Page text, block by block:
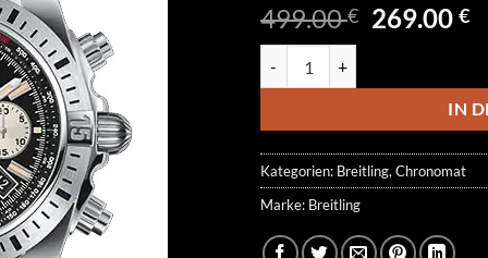
499.00€
499.00 €
269.00€
IN
Kategorien: Breitling, Chronomat
Marke: Breitling